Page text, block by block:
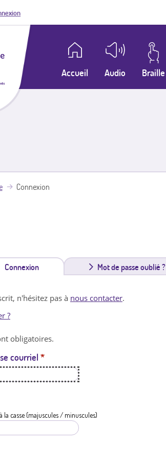
Accueil Audio Braille
Connexion
Connexion
n
l
e
Mot de passe oublié ?
n'hésitez pas à nous contacter.
?
obligatoires.
courriel *
la casse (majuscules / minuscules)